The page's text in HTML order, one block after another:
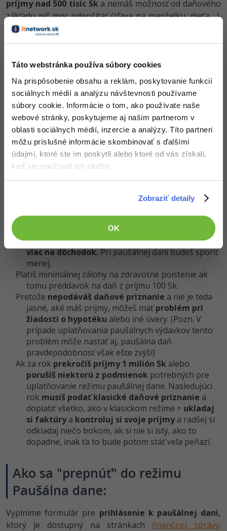
Táto webstránka používa súbory cookies
Na prispôsobenie obsahu a reklám, poskytovanie funkcií
sociálnych médií a analýzu návštevnosti používame
súbory cookie. Informácie o tom, ako používate naše
webové stránky, poskytujeme aj našim partnerom v
oblasti sociálnych médií, inzercie a analýzy. Títo partneri
môžu príslušné informácie skombinovať s ďalšími
údajmi, ktoré ste im poskytli alebo ktoré od vás získali,
keď ste používali ich služby.
Zobraziť detaily
OK
príjmy nad 500 tisíc Ska nemáš možnosť od daňového
základu nič moc odpočítať (zľava na manželku, dieťa ...).
Inak vždy odporúčam vykonať vyššie uvedený
nemáš vysoké náklady,tak sa ti oplatí prejsť do režimu
paušálnej dane.
Pri60% paušálnych nákladochapríjmoch 800 tisíc Sk
môžeš za rokušetriť aj vyše 30 tisíc Sk.
Čo je vhodné vziať do úvahy:
Preddavky na sociálne poistenie
paušálnej dane
zvýšené o 15%
platil vyššie odvody=
budeš sporiť menej.
vyššie príjmy
napr. 800 tisíc Sk, tak by
si normálneplatil vyššie odvody= sporil by si si
viac na dôchodok.Pri paušálnej dani budeš sporiť
menej.
Platíš minimálnej zálohy na zdravotné poistenie ak
tomu preddavok na daň z príjmu 100 Sk.
Pretože nepodáváš daňové priznanie a nie je teda
jasné, aké máš príjmy, môžeš maťproblém pri
žiadosti o hypotéku alebo iné úvery. (Pozn. V
prípade uplatňovania paušálnych výdavkov tento
problém môže nastať aj, paušálna daň
pravdepodobnosť však ešte zvýši)
Ak za rok prekročíš príjmy 1 milión Sk alebo
porušíš niektorú z podmienok potrebných pre
uplatňovanie režimu paušálnej dane. Nasledujúci
rok musíš podať klasické daňové priznanie a
doplatiť všetko, ako v klasickom režime = ukladaj
si faktúrya kontroluj si svoje príjmya radšej si
odkladaj niečo bokom, ak si nie si istý, ako to
dopadne, inak ťa to bude potom stáť veľa peňazí.
Ako sa "prepnúť" do režimu
Paušálna dane:
Vyplníme formulár pre prihlásenie k paušálnej dani,
ktorý je dostupný na stránkach finančnej správy.